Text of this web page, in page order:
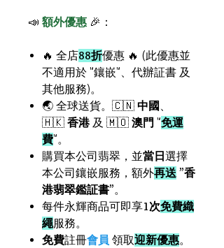
📣 額外優惠 🎉：
🔥 全店88折優惠 🔥 (此優惠並
不適用於 "鑲嵌"、代辦証書 及
其他服務)。
🌏 全球送貨。🇨🇳 中國 、
🇭🇰 香港及 🇲🇴 澳門 "免運
費"。
購買本公司翡翠，並當日 選擇
本公司鑲嵌服務，額外再送 ”香
港翡翠鑑証書”。
每件永輝商品可即享1次免費織
繩服務。
免費註冊會員 領取迎新優惠。